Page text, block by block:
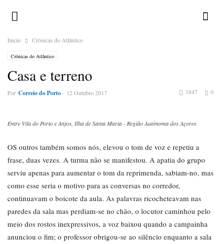
Inicio Crónicas do Atlântico
Crónicas do Atlântico
Casa e terreno
Por Correio do Porto- 12 Outubro 2017 0
1847
Entre Vila do Porto e Anjos, Ilha de Santa Maria - Região Autónoma dos Açores
OS outros também somos nós, elevou o tom de voz e repetiu a
frase, duas vezes. A turma não se manifestou. A apatia do grupo
serviu apenas para aumentar o tom da reprimenda, sabiam-no, mas
como esse seria o motivo para as conversas no corredor,
continuavam o boicote da aula. As palavras ricocheteavam nas
paredes da sala mas perdiam-se no chão, o locutor caminhou pelo
meio dos rostos inexpressivos, a voz baixou quando a campainha
anunciou o fim; o professor obrigou-se ao silêncio enquanto a sala